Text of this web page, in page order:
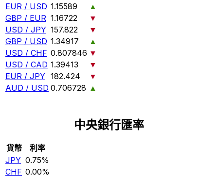
EUR / USD 1.15589
▲
GBP / EUR 1.16722
▼
USD / JPY 157.822
▼
GBP / USD 1.34917
▲
USD / CHF 0.807846 ▼
USD / CAD 1.39413
▼
EUR / JPY 182.424
▼
AUD / USD 0.706728 ▲
中央銀行匯率
貨幣
利率
JPY 0.75%
CHF 0.00%